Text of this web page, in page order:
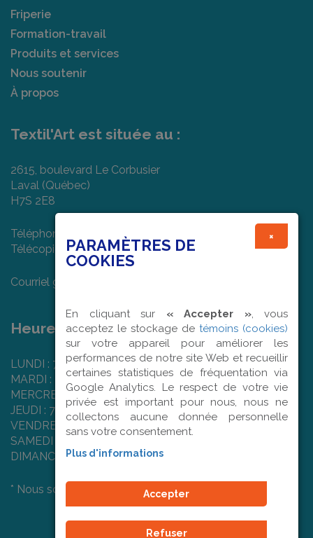
Friperie
Formation-travail
Produits et services
Nous soutenir
À propos
Textil'Art est située au :
2615, boulevard Le Corbusier
Laval (Québec)
H7S 2E8
Téléphone : (450) 682-7474
Télécopieur : (450) 978-1022
Courriel général :
Heures d'ouverture :
LUNDI : 7 h 50 à 16 h 00
MARDI : 7 h 50 à 16 h 00
MERCREDI : 7 h 50 à 16 h 00
JEUDI : 7 h 50 à 16 h 00
VENDREDI : 7 h 50 à 12 h 00
SAMEDI : Fermé
DIMANCHE : Fermé
* Nous sommes fermés les jours fériés.
×
PARAMÈTRES DE
COOKIES
En cliquant sur « Accepter », vous
acceptez le stockage de témoins (cookies)
sur votre appareil pour améliorer les
performances de notre site Web et recueillir
certaines statistiques de fréquentation via
Google Analytics. Le respect de votre vie
privée est important pour nous, nous ne
collectons aucune donnée personnelle
sans votre consentement.
Plus d'informations
Accepter
Refuser